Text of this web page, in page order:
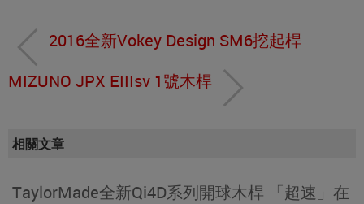
2016全新Vokey Design SM6挖起桿
MIZUNO JPX EIIIsv 1號木桿
相關文章
TaylorMade全新Qi4D系列開球木桿 「超速」在